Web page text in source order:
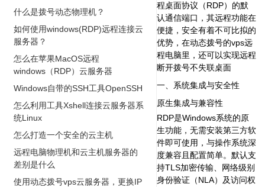
什么是拨号动态物理机？
如何使用windows(RDP)远程连接云
服务器？
怎么在苹果MacOS远程
windows（RDP）云服务器
Windows自带的SSH工具OpenSSH
怎么利用工具Xshell连接云服务器系
统Linux
怎么打造一个安全的云主机
远程电脑物理机和云主机服务器的
差别是什么
使用动态拨号vps云服务器，更换IP
程桌面协议（RDP）的默
认通信端口，其远程功能在
便捷，安全有着不可比拟的
优势，在动态拨号的vps远
程电脑里，还可以实现远程
断开拨号不失联桌面
一、系统集成与安全性
原生集成与兼容性‌
RDP是Windows系统的原
生功能，无需安装第三方软
件即可使用，与操作系统深
度兼容且配置简单。默认支
持TLS加密传输、网络级别
身份验证（NLA）及访问权